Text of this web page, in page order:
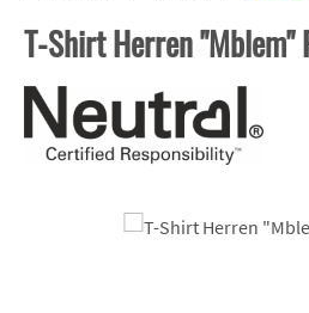
T-Shirt Herren "Mblem"
Bildergalerie überspringen